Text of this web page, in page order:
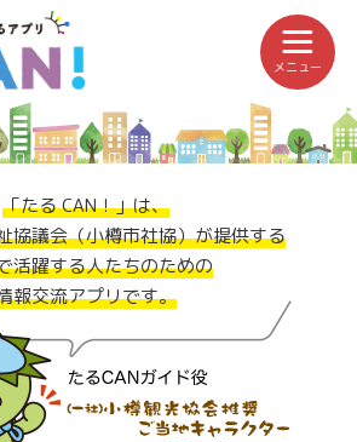
「たる CAN！」は、
協議会（小樽市社協）が提供する
活躍する人たちのための
報交流アプリです。
メニュー